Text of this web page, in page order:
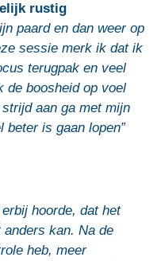
rustig
paarden dan weer op
sessie merk ik dat ik
terugpak en veel
de boosheid op voel
aan ga met mijn
beter is gaan lopen”
hoorde, dat het
kan. Na de
heb, meer